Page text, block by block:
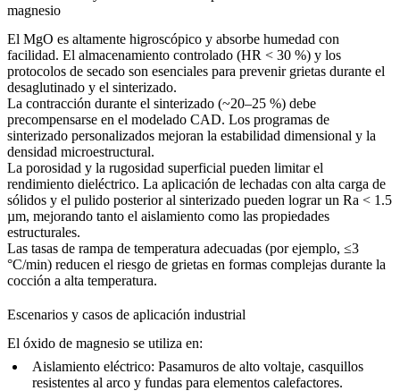
magnesio
El MgO es altamente higroscópico y absorbe humedad con
facilidad. El almacenamiento controlado (HR < 30 %) y los
protocolos de secado son esenciales para prevenir grietas durante el
desaglutinado y el sinterizado.
La contracción durante el sinterizado (~20–25 %) debe
precompensarse en el modelado CAD. Los programas de
sinterizado personalizados mejoran la estabilidad dimensional y la
densidad microestructural.
La porosidad y la rugosidad superficial pueden limitar el
rendimiento dieléctrico. La aplicación de lechadas con alta carga de
sólidos y el pulido posterior al sinterizado pueden lograr un Ra < 1.5
µm, mejorando tanto el aislamiento como las propiedades
estructurales.
Las tasas de rampa de temperatura adecuadas (por ejemplo, ≤3
°C/min) reducen el riesgo de grietas en formas complejas durante la
cocción a alta temperatura.
Escenarios y casos de aplicación industrial
El óxido de magnesio se utiliza en:
Aislamiento eléctrico: Pasamuros de alto voltaje, casquillos
resistentes al arco y fundas para elementos calefactores.